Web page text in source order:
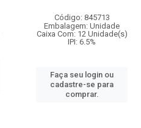
Código: 845713
Embalagem: Unidade
Caixa Com: 12 Unidade(s)
IPI: 6.5%
Faça seu login ou
cadastre-se para
comprar.